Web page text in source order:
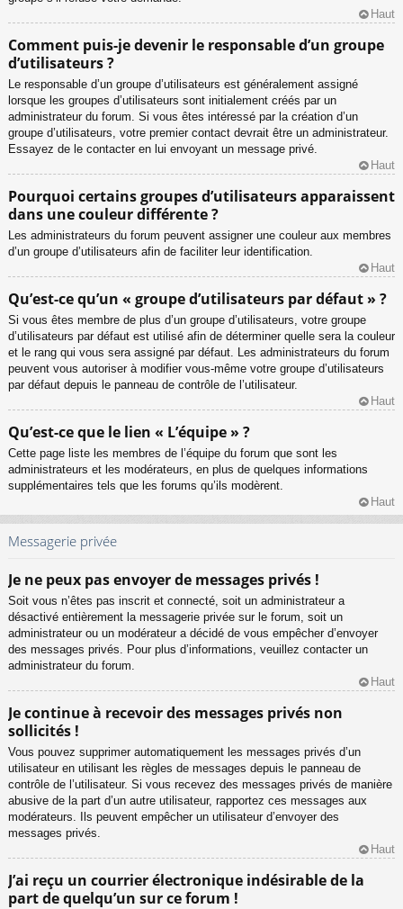
Haut
Comment puis-je devenir le responsable d’un groupe
d’utilisateurs ?
Le responsable d’un groupe d’utilisateurs est généralement assigné
lorsque les groupes d’utilisateurs sont initialement créés par un
administrateur du forum. Si vous êtes intéressé par la création d’un
groupe d’utilisateurs, votre premier contact devrait être un administrateur.
Essayez de le contacter en lui envoyant un message privé.
Haut
Pourquoi certains groupes d’utilisateurs apparaissent
dans une couleur différente ?
Les administrateurs du forum peuvent assigner une couleur aux membres
d’un groupe d’utilisateurs afin de faciliter leur identification.
Haut
Qu’est-ce qu’un « groupe d’utilisateurs par défaut » ?
Si vous êtes membre de plus d’un groupe d’utilisateurs, votre groupe
d’utilisateurs par défaut est utilisé afin de déterminer quelle sera la couleur
et le rang qui vous sera assigné par défaut. Les administrateurs du forum
peuvent vous autoriser à modifier vous-même votre groupe d’utilisateurs
par défaut depuis le panneau de contrôle de l’utilisateur.
Haut
Qu’est-ce que le lien « L’équipe » ?
Cette page liste les membres de l’équipe du forum que sont les
administrateurs et les modérateurs, en plus de quelques informations
supplémentaires tels que les forums qu’ils modèrent.
Haut
Messagerie privée
Je ne peux pas envoyer de messages privés !
Soit vous n’êtes pas inscrit et connecté, soit un administrateur a
désactivé entièrement la messagerie privée sur le forum, soit un
administrateur ou un modérateur a décidé de vous empêcher d’envoyer
des messages privés. Pour plus d’informations, veuillez contacter un
administrateur du forum.
Haut
Je continue à recevoir des messages privés non
sollicités !
Vous pouvez supprimer automatiquement les messages privés d’un
utilisateur en utilisant les règles de messages depuis le panneau de
contrôle de l’utilisateur. Si vous recevez des messages privés de manière
abusive de la part d’un autre utilisateur, rapportez ces messages aux
modérateurs. Ils peuvent empêcher un utilisateur d’envoyer des
messages privés.
Haut
J’ai reçu un courrier électronique indésirable de la
part de quelqu’un sur ce forum !